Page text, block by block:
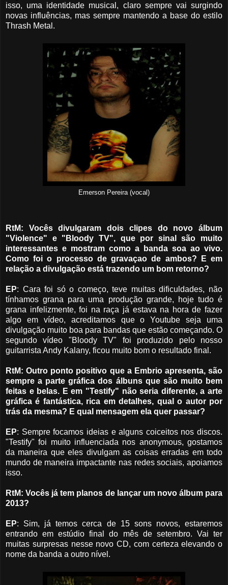
isso, uma identidade musical, claro sempre vai surgindo
novas influências, mas sempre mantendo a base do estilo
Thrash Metal.
Emerson Pereira (vocal)
RtM: Vocês divulgaram dois clipes do novo álbum
"Violence" e "Bloody TV", que por sinal são muito
interessantes e mostram como a banda soa ao vivo.
Como foi o processo de gravaçao de ambos? E em
relação a divulgação está trazendo um bom retorno?
EP: Cara foi só o começo, teve muitas dificuldades, não
tínhamos grana para uma produção grande,
hoje tudo é
grana infelizmente, foi na raça já estava na hora de fazer
algo em vídeo, acreditamos que o Youtube seja uma
divulgação muito boa para bandas que estão começando. O
segundo vídeo "Bloody TV" foi produzido pelo nosso
guitarrista Andy Kalany, ficou muito bom o resultado final.
RtM: Outro ponto positivo que a Embrio apresenta, são
sempre a parte gráfica dos álbuns que são muito bem
feitas e belas. E em "Testify" não seria diferente, a arte
gráfica é fantástica, rica em detalhes, qual o autor por
trás da mesma? E qual mensagem ela quer passar?
EP: Sempre focamos ideias e alguns coiceitos nos discos.
"Testify" foi muito influenciada nos anonymous, gostamos
da maneira que eles divulgam as coisas erradas em todo
mundo de maneira impactante nas redes sociais, apoiamos
isso.
RtM: Vocês já tem planos de lançar um novo álbum para
2013?
EP: Sim, já temos cerca de 15 sons novos, estaremos
entrando em estúdio final do mês de setembro. Vai ter
muitas surpresas nesse novo CD, com certeza elevando o
nome da banda a outro nível.